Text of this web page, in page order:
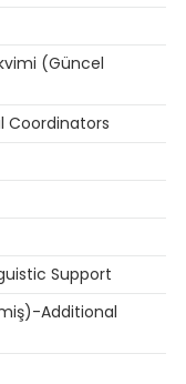
(Güncel
Coordinators
Support
Additional